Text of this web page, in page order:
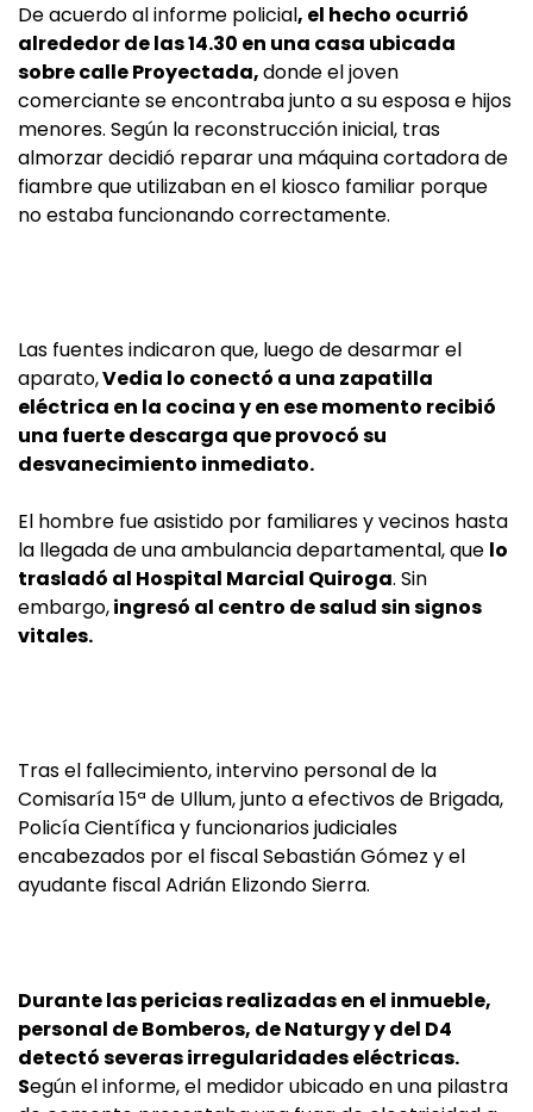
De acuerdo al informe policial, el hecho ocurrió
alrededor de las 14.30 en una casa ubicada
sobre calle Proyectada,donde el joven
comerciante se encontraba junto a su esposa e hijos
menores. Según la reconstrucción inicial, tras
almorzar decidió reparar una máquina cortadora de
fiambre que utilizaban en el kiosco familiar porque
no estaba funcionando correctamente.
Las fuentes indicaron que, luego de desarmar el
aparato,Vedia lo conectó a una zapatilla
eléctrica en la cocina y en ese momento recibió
una fuerte descarga que provocó su
desvanecimiento inmediato.
El hombre fue asistido por familiares y vecinos hasta
la llegada de una ambulancia departamental, que lo
trasladó al Hospital Marcial Quiroga. Sin
embargo,ingresó al centro de salud sin signos
vitales.
Tras el fallecimiento, intervino personal de la
Comisaría 15ª de Ullum, junto a efectivos de Brigada,
Policía Científica y funcionarios judiciales
encabezados por el fiscal Sebastián Gómez y el
ayudante fiscal Adrián Elizondo Sierra.
Durante las pericias realizadas en el inmueble,
personal de Bomberos, de Naturgy y del D4
detectó severas irregularidades eléctricas.
Según el informe, el medidor ubicado en una pilastra